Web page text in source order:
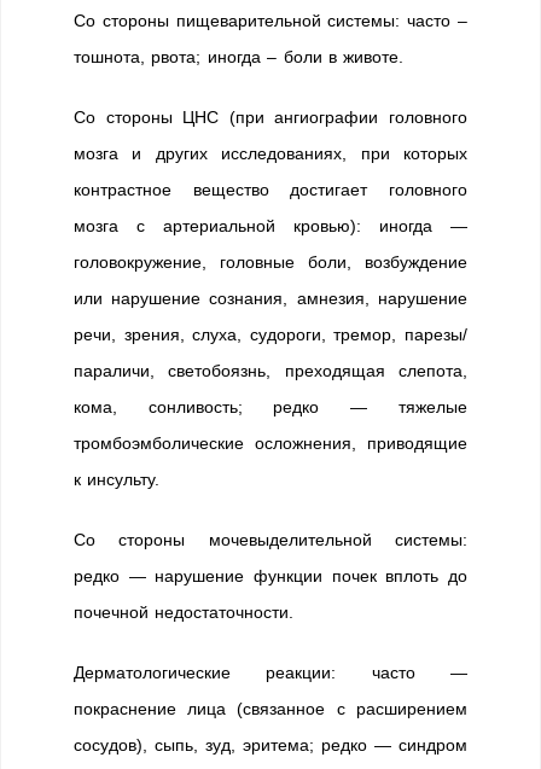
Со стороны пищеварительной системы: часто –
тошнота, рвота; иногда – боли в животе.
Со стороны ЦНС (при ангиографии головного
мозга и других исследованиях, при которых
контрастное вещество достигает головного
мозга с артериальной кровью): иногда —
головокружение, головные боли, возбуждение
или нарушение сознания, амнезия, нарушение
речи, зрения, слуха, судороги, тремор, парезы/
параличи, светобоязнь, преходящая слепота,
кома, сонливость; редко — тяжелые
тромбоэмболические осложнения, приводящие
к инсульту.
Со стороны мочевыделительной системы:
редко — нарушение функции почек вплоть до
почечной недостаточности.
Дерматологические реакции: часто —
покраснение лица (связанное с расширением
сосудов), сыпь, зуд, эритема; редко — синдром